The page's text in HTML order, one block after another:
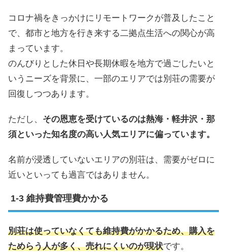
コロナ禍をきっかけにリモートワークが普及したこと
で、都市と地方を行き来する二拠点生活への関心が高
まっています。
のんびりとした休日や長期休暇を地方で過ごしたいと
いうニーズを背景に、一部のエリアでは別荘の需要が
回復しつつあります。
ただし、 その恩恵を受けているのは熱海・軽井沢・那
須といった知名度の高い人気エリアに偏っています。
名前が浸透していないエリアの別荘は、需要がゼロに
近いといっても過言ではありません。
維持費管理費かかる
別荘は使っていなくても維持費がかかるため、購入を
ためらう人が多く、売れにくいのが現状です。